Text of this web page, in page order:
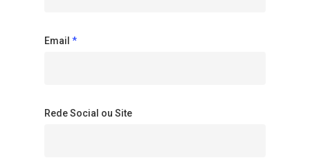
Email *
Rede Social ou Site